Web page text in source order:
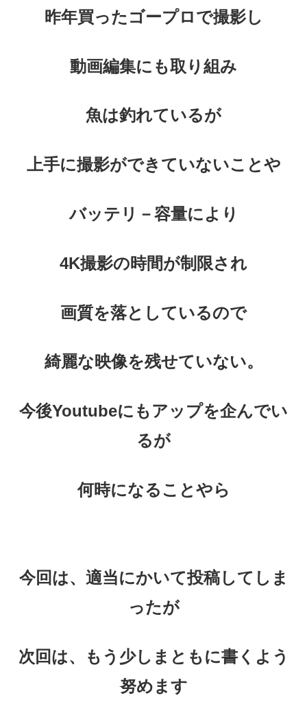
昨年買ったゴープロで撮影し
動画編集にも取り組み
魚は釣れているが
上手に撮影ができていないことや
バッテリ－容量により
4K撮影の時間が制限され
画質を落としているので
綺麗な映像を残せていない。
今後Youtubeにもアップを企んでい
るが
何時になることやら
今回は、適当にかいて投稿してしま
ったが
次回は、もう少しまともに書くよう
努めます